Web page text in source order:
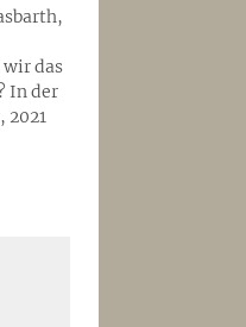
das
In der
2021